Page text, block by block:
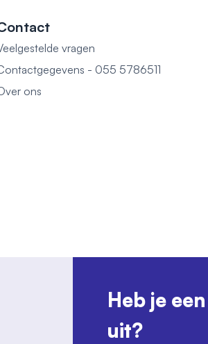
vragen
- 055 5786511
ons
Heb je
uit?